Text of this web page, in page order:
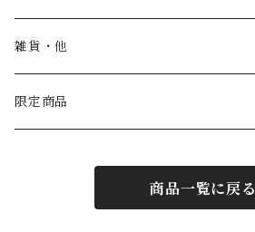
カップ
トレー
一枚板時計
振り子時計
雑貨・他
こども家具
限定商品
商品一覧に戻る